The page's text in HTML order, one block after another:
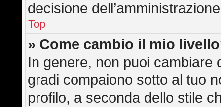
decisione
Top
» Come cambio il mio
In genere, non puoi cambiare
gradi compaiono sotto al tuo
profilo, a seconda dello stile